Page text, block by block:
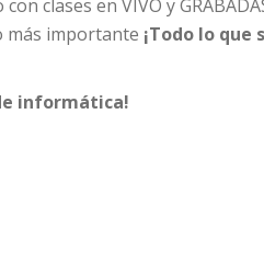
clases en VIVO y
más importante ¡Todo lo que
informática!